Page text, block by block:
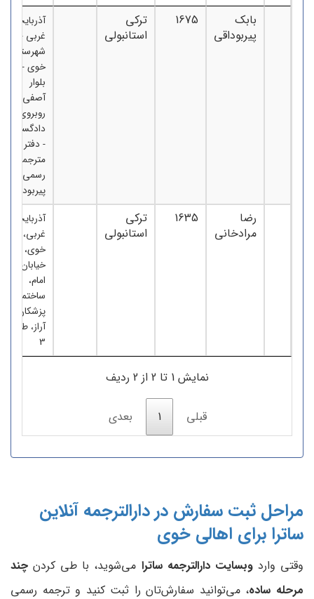
بابک
پیربوداقی
1675
ترکی
استانبولی
آذربایجان
غربی -
شهرستان
خوی -
بلوار
آصفی -
روبروی
دادگستری
- دفتر
مترجمی
رسمی
پیربوداقی
رضا
مرادخانی
1635
ترکی
استانبولی
آذربایجان
غربی،
خوی،
خیابان
امام،
ساختمان
پزشکان
آراز، طبقه
3
نمایش 1 تا 2 از 2 ردیف
قبلی 1 بعدی
مراحل ثبت سفارش در دارالترجمه آنلاین
ساترا برای اهالی خوی
وقتی وارد وبسایت دارالترجمه ساترا می‌شوید، با طی کردن چند
مرحله ساده، می‌توانید سفارش‌تان را ثبت کنید و ترجمه رسمی